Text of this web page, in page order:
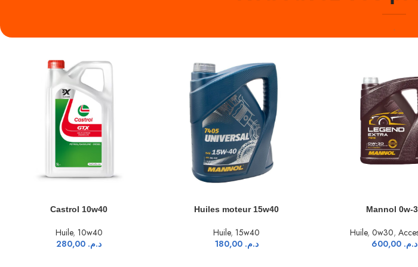
.
AJOUTER AU PANIER
Huiles moteur 15w40
Huile,15w40
د.م.180,00
AJOUTER AU PANIER
Mannol 0w-30
Huile,0w30,Accessories
د.م.600,00
AJOUTER AU PANIER
Mannol
Huile,
200,00